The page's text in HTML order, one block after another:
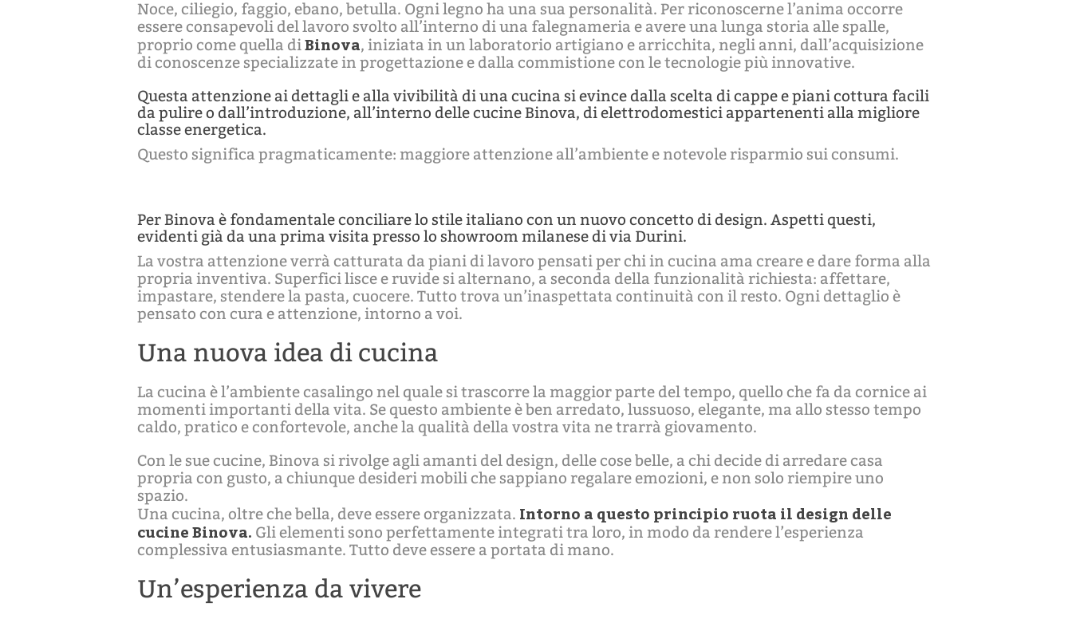
Noce, ciliegio, faggio, ebano, betulla. Ogni legno ha una sua personalità. Per riconoscerne l’anima occorre
essere consapevoli del lavoro svolto all’interno di una falegnameria e avere una lunga storia alle spalle,
proprio come quella diBinova, iniziata in un laboratorio artigiano e arricchita, negli anni, dall’acquisizione
di conoscenze specializzate in progettazione e dalla commistione con le tecnologie più innovative.
Questa attenzione ai dettagli e alla vivibilità di una cucina si evince dalla scelta di cappe e piani cottura facili
da pulire o dall’introduzione, all’interno delle cucine Binova, di elettrodomestici appartenenti alla migliore
classe energetica.
Questo significa pragmaticamente: maggiore attenzione all’ambiente e notevole risparmio sui consumi.
Per Binova è fondamentale conciliare lo stile italiano con un nuovo concetto di design. Aspetti questi,
evidenti già da una prima visita presso lo showroom milanese di via Durini.
La vostra attenzione verrà catturata da piani di lavoro pensati per chi in cucina ama creare e dare forma alla
propria inventiva. Superfici lisce e ruvide si alternano, a seconda della funzionalità richiesta: affettare,
impastare, stendere la pasta, cuocere. Tutto trova un’inaspettata continuità con il resto. Ogni dettaglio è
pensato con cura e attenzione, intorno a voi.
Una nuova idea di cucina
La cucina è l’ambiente casalingo nel quale si trascorre la maggior parte del tempo, quello che fa da cornice ai
momenti importanti della vita. Se questo ambiente è ben arredato, lussuoso, elegante, ma allo stesso tempo
caldo, pratico e confortevole, anche la qualità della vostra vita ne trarrà giovamento.
Con le sue cucine, Binova si rivolge agli amanti del design, delle cose belle, a chi decide di arredare casa
propria con gusto, a chiunque desideri mobili che sappiano regalare emozioni, e non solo riempire uno
spazio.
Una cucina, oltre che bella, deve essere organizzata. Intorno a questo principio ruota il design delle
cucine Binova. Gli elementi sono perfettamente integrati tra loro, in modo da rendere l’esperienza
complessiva entusiasmante. Tutto deve essere a portata di mano.
Un’esperienza da vivere